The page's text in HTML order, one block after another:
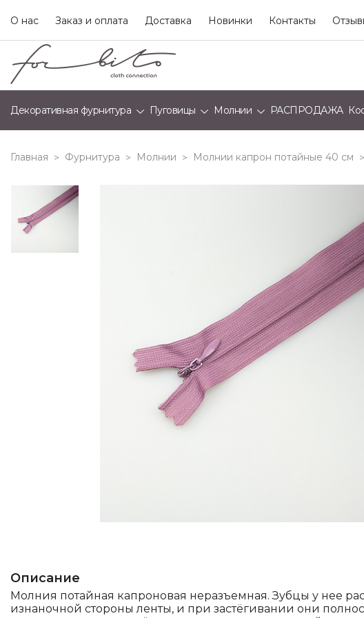
О нас Заказ и оплата Доставка Новинки Контакты
Декоративная фурнитура Пуговицы Молнии РАСПРОДАЖА
Главная > Фурнитура > Молнии > Молнии капрон потайные 40 см >
Описание
Молния потайная капроновая неразъемная. Зубцы у нее
изнаночной стороны ленты, и при застёгивании они